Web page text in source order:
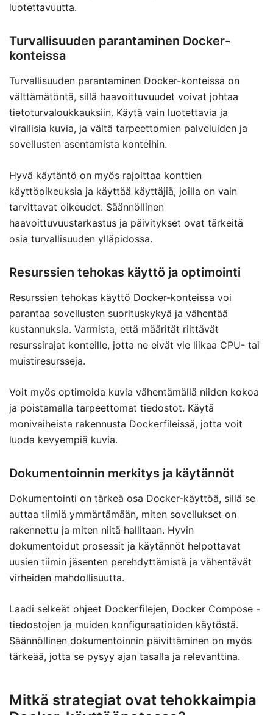
luotettavuutta.
Turvallisuuden parantaminen Docker-
konteissa
Turvallisuuden parantaminen Docker-konteissa on
välttämätöntä, sillä haavoittuvuudet voivat johtaa
tietoturvaloukkauksiin. Käytä vain luotettavia ja
virallisia kuvia, ja vältä tarpeettomien palveluiden ja
sovellusten asentamista konteihin.
Hyvä käytäntö on myös rajoittaa konttien
käyttöoikeuksia ja käyttää käyttäjiä, joilla on vain
tarvittavat oikeudet. Säännöllinen
haavoittuvuustarkastus ja päivitykset ovat tärkeitä
osia turvallisuuden ylläpidossa.
Resurssien tehokas käyttö ja optimointi
Resurssien tehokas käyttö Docker-konteissa voi
parantaa sovellusten suorituskykyä ja vähentää
kustannuksia. Varmista, että määrität riittävät
resurssirajat konteille, jotta ne eivät vie liikaa CPU- tai
muistiresursseja.
Voit myös optimoida kuvia vähentämällä niiden kokoa
ja poistamalla tarpeettomat tiedostot. Käytä
monivaiheista rakennusta Dockerfileissä, jotta voit
luoda kevyempiä kuvia.
Dokumentoinnin merkitys ja käytännöt
Dokumentointi on tärkeä osa Docker-käyttöä, sillä se
auttaa tiimiä ymmärtämään, miten sovellukset on
rakennettu ja miten niitä hallitaan. Hyvin
dokumentoidut prosessit ja käytännöt helpottavat
uusien tiimin jäsenten perehdyttämistä ja vähentävät
virheiden mahdollisuutta.
Laadi selkeät ohjeet Dockerfilejen, Docker Compose -
tiedostojen ja muiden konfiguraatioiden käytöstä.
Säännöllinen dokumentoinnin päivittäminen on myös
tärkeää, jotta se pysyy ajan tasalla ja relevanttina.
Mitkä strategiat ovat tehokkaimpia